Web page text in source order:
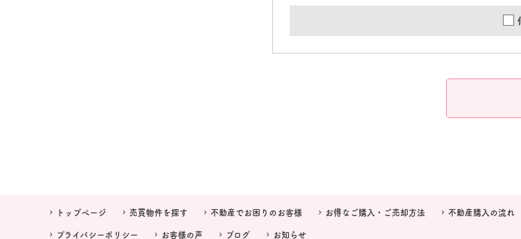
トップページ 売買物件を探す 不動産でお困りのお客様 お得なご購入・ご売却方法 不動産購入の流れ
プライバシーポリシー お客様の声 ブログ お知らせ